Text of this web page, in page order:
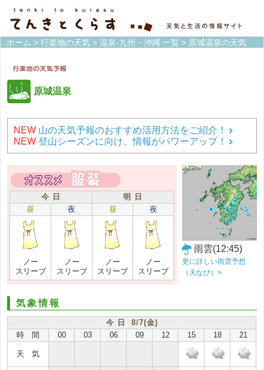
ホーム > 行楽地の天気 > 温泉-九州・沖縄 一覧 > 原城温泉の天気
原城温泉
NEW 山の天気予報のおすすめ活用方法をご紹介！
NEW 登山シーズンに向け、情報がパワーアップ！
今 日
明 日
昼
夜 昼 夜
ノー
スリーブ
ノー
スリーブ
ノー
スリーブ
ノー
スリーブ
雨雲(12:45)
更に詳しい雨雲予想
（天なび）>
気象情報
今 日 8/7(金)
時 間
00 03 06 09 12 15 18 21
天 気